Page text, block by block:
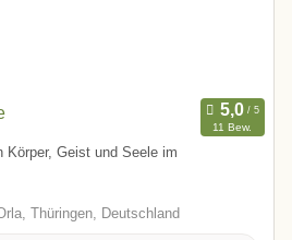
11 Bew.
Körper, Geist und Seele im
Thüringen, Deutschland